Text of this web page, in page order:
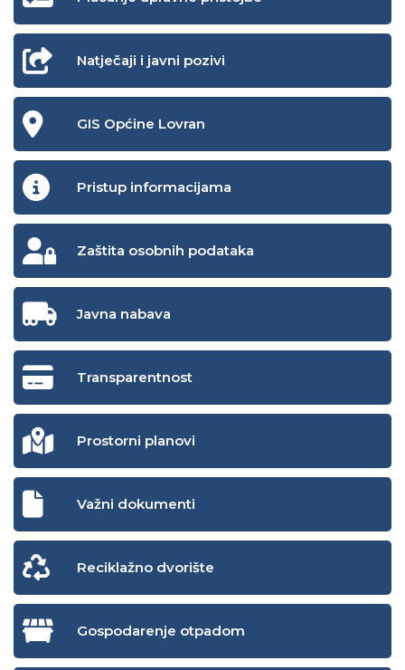
Natječaji i javni pozivi
GIS Općine Lovran
Pristup informacijama
Zaštita osobnih podataka
Javna nabava
Transparentnost
Prostorni planovi
Važni dokumenti
Reciklažno dvorište
Gospodarenje otpadom